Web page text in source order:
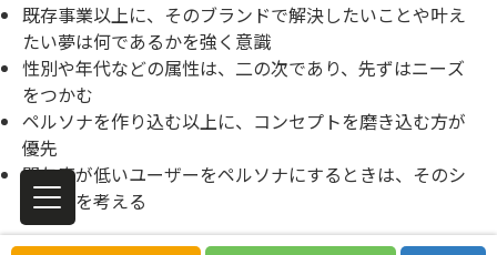
既存事業以上に、そのブランドで解決したいことや叶え
たい夢は何であるかを強く意識
性別や年代などの属性は、二の次であり、先ずはニーズ
をつかむ
ペルソナを作り込む以上に、コンセプトを磨き込む方が
優先
関与度が低いユーザーをペルソナにするときは、そのシ
ャドウを考える